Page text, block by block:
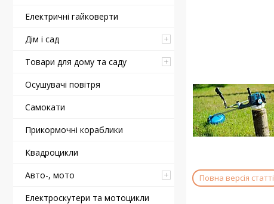
Електричні гайковерти
Дім і сад
Товари для дому та саду
Осушувачі повітря
Самокати
Прикормочні кораблики
Квадроцикли
Авто-, мото
Електроскутери та мотоцикли
Повна версія статті